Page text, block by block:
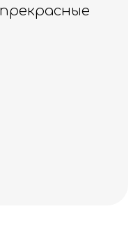
Приобретала
Бубновского,
резинки для
качества!
скидочку,